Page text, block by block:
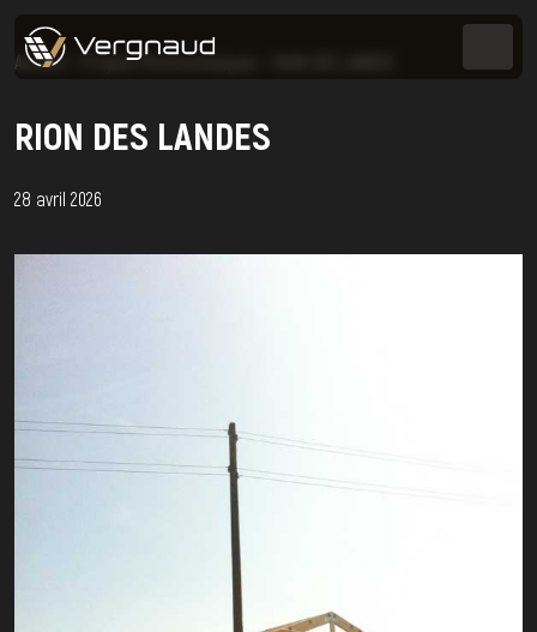
Accueil Projets Photovoltaïques
RION DES LANDES
28 avril 2026